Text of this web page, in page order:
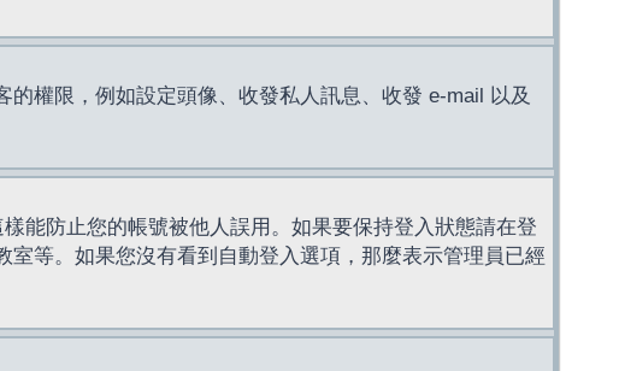
權限，例如設定頭像、收發私人訊息、收發 e-mail 以及
能防止您的帳號被他人誤用。如果要保持登入狀態請在登
等。如果您沒有看到自動登入選項，那麼表示管理員已經